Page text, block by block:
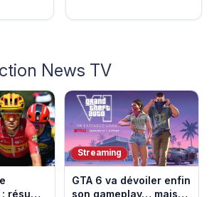
News TV
résumé
Streaming
GTA 6 va dévoiler enfin
son gameplay… mais